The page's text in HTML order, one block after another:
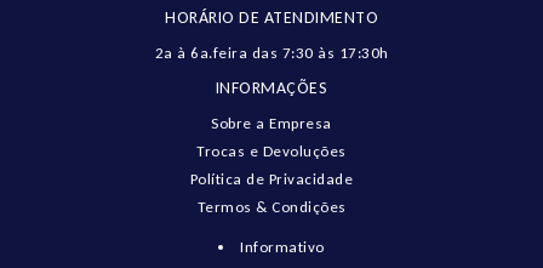
HORÁRIO DE ATENDIMENTO
2a à 6a.feira das 7:30 às 17:30h
INFORMAÇÕES
Sobre a Empresa
Trocas e Devoluções
Política de Privacidade
Termos & Condições
Informativo